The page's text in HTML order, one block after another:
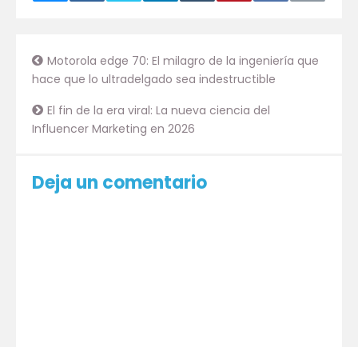
Motorola edge 70: El milagro de la ingeniería que
hace que lo ultradelgado sea indestructible
El fin de la era viral: La nueva ciencia del
Influencer Marketing en 2026
Deja un comentario